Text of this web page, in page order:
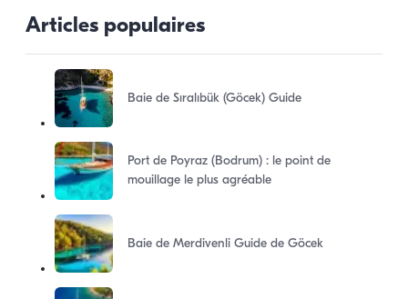
Articles populaires
Baie de Sıralıbük (Göcek) Guide
Port de Poyraz (Bodrum) : le point de
mouillage le plus agréable
Baie de Merdivenli Guide de Göcek